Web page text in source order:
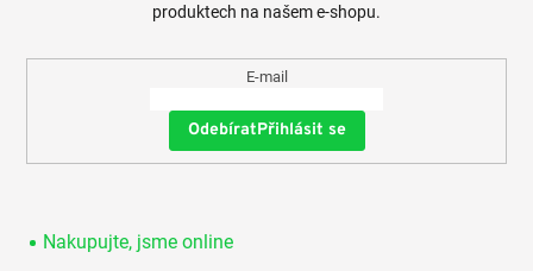
produktech na našem e-shopu.
E-mail
Přihlásit se
Nakupujte, jsme online